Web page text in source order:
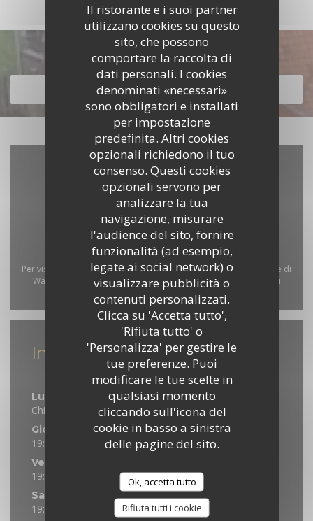
Il ristorante e i suoi partner
utilizzano cookies su questo
sito, che possono
comportare la raccolta di
dati personali. I cookies
denominati «necessari»
sono obbligatori e installati
per impostazione
predefinita. Altri cookies
opzionali richiedono il tuo
consenso. Questi cookies
opzionali servono per
analizzare la tua
navigazione, misurare
l'audience del sito, fornire
funzionalità (ad esempio,
legate ai social network) o
visualizzare pubblicità o
contenuti personalizzati.
Clicca su 'Accetta tutto',
'Rifiuta tutto' o
'Personalizza' per gestire le
tue preferenze. Puoi
modificare le tue scelte in
qualsiasi momento
cliccando sull'icona del
cookie in basso a sinistra
delle pagine del sito.
Ok, accetta tutto
Rifiuta tutti i cookie
Scopri la nostra carta
SCOPRI LA NOSTRA CARTA
Per visualizzare la mappa interattiva Waze, devi accettare i cookie di
Waze Map (Google). Questi cookie possono raccogliere dati di
navigazione e localizzazione.
Consenti
Informazioni pratiche
Orari
Lun
Chiuso
Giovedi
19:00 - 21:30
Venerdi
19:00 - 22:00 12:00 - 14:00
Sabato
19:00 - 21:30